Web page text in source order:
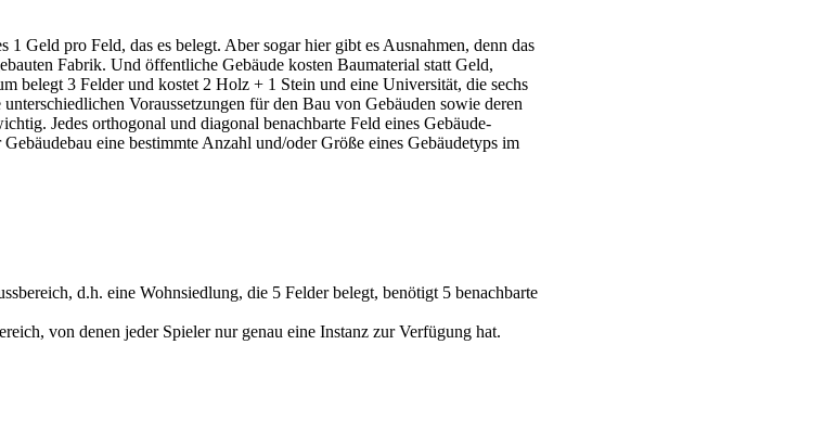
Geld pro Feld, das es belegt. Aber sogar hier gibt es Ausnahmen, denn das
Fabrik. Und öffentliche Gebäude kosten Baumaterial statt Geld,
belegt 3 Felder und kostet 2 Holz + 1 Stein und eine Universität, die sechs
Voraussetzungen für den Bau von Gebäuden sowie deren
Jedes orthogonal und diagonal benachbarte Feld eines Gebäude-
eine bestimmte Anzahl und/oder Größe eines Gebäudetyps im
d.h. eine Wohnsiedlung, die 5 Felder belegt, benötigt 5 benachbarte
von denen jeder Spieler nur genau eine Instanz zur Verfügung hat.